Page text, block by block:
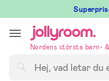
till
innehållet
Nordens största barn-